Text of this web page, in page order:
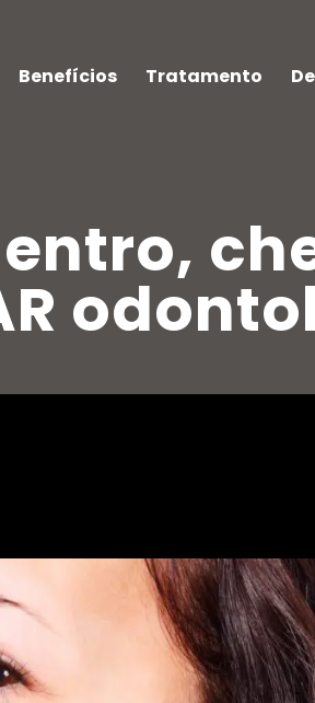
Benefícios Tratamento